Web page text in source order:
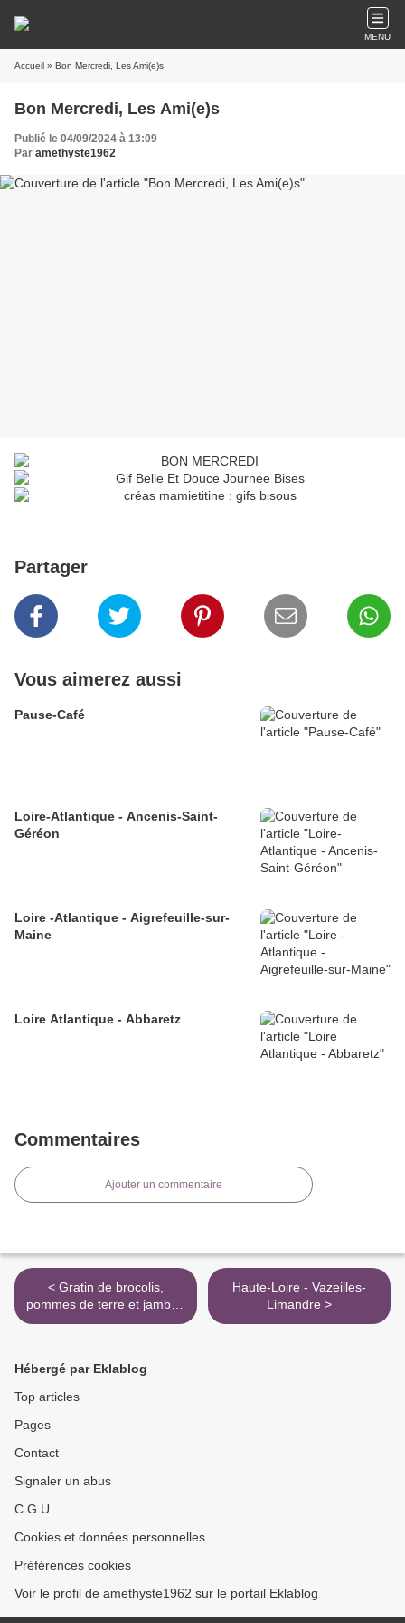
MENU
Accueil » Bon Mercredi, Les Ami(e)s
Bon Mercredi, Les Ami(e)s
Publié le 04/09/2024 à 13:09
Par amethyste1962
Partager
Vous aimerez aussi
Pause-Café
Loire-Atlantique - Ancenis-Saint-
Géréon
Loire -Atlantique - Aigrefeuille-sur-
Maine
Loire Atlantique - Abbaretz
Commentaires
Ajouter un commentaire
< Gratin de brocolis,
pommes de terre et jambon
fumé
Haute-Loire - Vazeilles-
Limandre >
Hébergé par Eklablog
Top articles
Pages
Contact
Signaler un abus
C.G.U.
Cookies et données personnelles
Préférences cookies
Voir le profil de amethyste1962 sur le portail Eklablog